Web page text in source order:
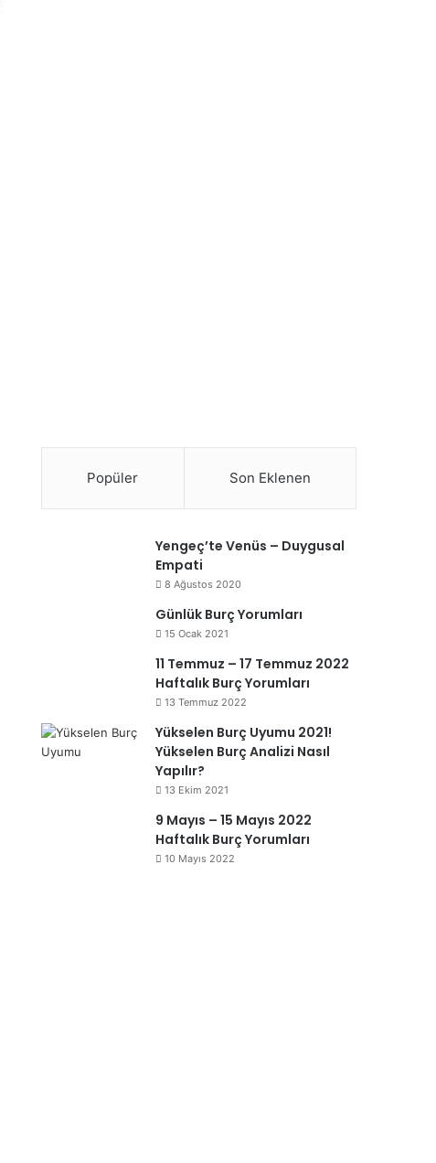
Popüler Son Eklenen
Yengeç’te Venüs – Duygusal
Empati
8 Ağustos 2020
Günlük Burç Yorumları
15 Ocak 2021
11 Temmuz – 17 Temmuz 2022
Haftalık Burç Yorumları
13 Temmuz 2022
Yükselen Burç Uyumu 2021!
Yükselen Burç Analizi Nasıl
Yapılır?
13 Ekim 2021
9 Mayıs – 15 Mayıs 2022
Haftalık Burç Yorumları
10 Mayıs 2022